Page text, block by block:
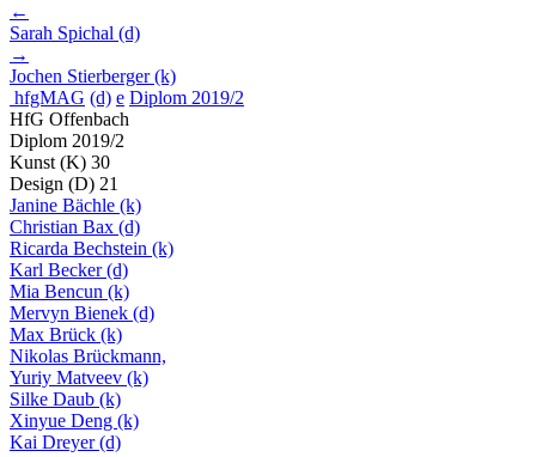
←
Sarah Spichal (d)
→
Jochen Stierberger(k)
hfgMAG (d) e Diplom 2019/2
HfG Offenbach
Diplom 2019/2
Kunst(K) 30
Design (D) 21
Janine Bächle (k)
Christian Bax (d)
Ricarda Bechstein (k)
Karl Becker(d)
Mia Bencun (k)
Mervyn Bienek (d)
Max Brück (k)
Nikolas Brückmann,
Yuriy Matveev (k)
Silke Daub (k)
Xinyue Deng (k)
Kai Dreyer(d)